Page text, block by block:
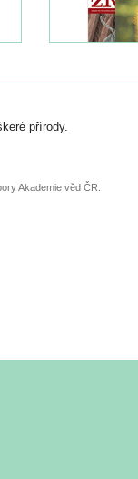
přírody.
Akademie věd ČR.